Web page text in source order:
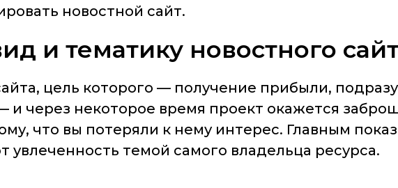
новостной сайт.
и тематику новостного
цель которого — получение прибыли,
и через некоторое время проект окажется
что вы потеряли к нему интерес. Главным
увлеченность темой самого владельца ресурса.